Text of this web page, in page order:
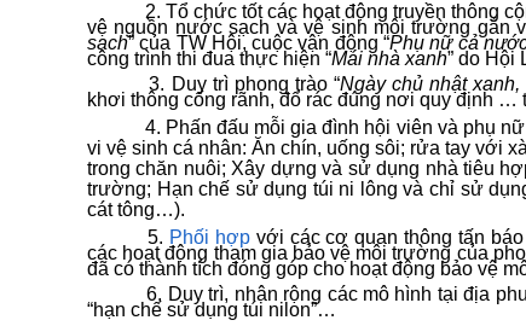
2. Tổ chức tốt các hoạt động truyền thông
vệ nguồn nước sạch và vệ sinh môi trường gắn
sạch” của TW Hội, cuộc vận động “Phụ nữ cả
công trình thi đua thực hiện “Mái nhà xanh” do Hội
3. Duy trì phong trào “Ngày chủ nhật xanh,
khơi thông cống rãnh, đổ rác đúng nơi quy định …
4. Phấn đấu mỗi gia đình hội viên và phụ
vi vệ sinh cá nhân: Ăn chín, uống sôi; rửa tay với
trong chăn nuôi; Xây dựng và sử dụng nhà tiêu
trường; Hạn chế sử dụng túi ni lông và chỉ sử
cát tông…).
5. Phối hợpvới các cơ quan thông tấn
các hoạt động tham gia bảo vệ môi trường của
đã có thành tích đóng góp cho hoạt động bảo vệ
6. Duy trì, nhân rộng các mô hình tại địa
“hạn chế sử dụng túi nilon”…